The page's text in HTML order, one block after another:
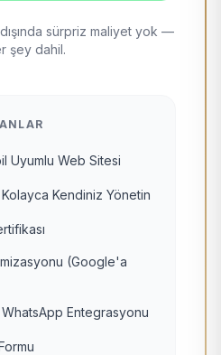
dışında sürpriz maliyet yok —
şey dahil.
Uyumlu Web Sitesi
Kendiniz Yönetin
(Google'a
Entegrasyonu